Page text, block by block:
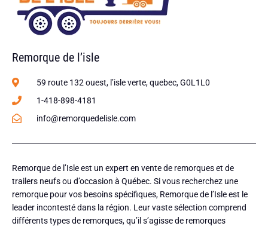
Remorque de l’isle
59 route 132 ouest, l’isle verte, quebec, G0L1L0
1-418-898-4181
info@remorquedelisle.com
Remorque de l’Isle est un expert en vente de remorques et de
trailers neufs ou d’occasion à Québec. Si vous recherchez une
remorque pour vos besoins spécifiques, Remorque de l’Isle est le
leader incontesté dans la région. Leur vaste sélection comprend
différents types de remorques, qu’il s’agisse de remorques